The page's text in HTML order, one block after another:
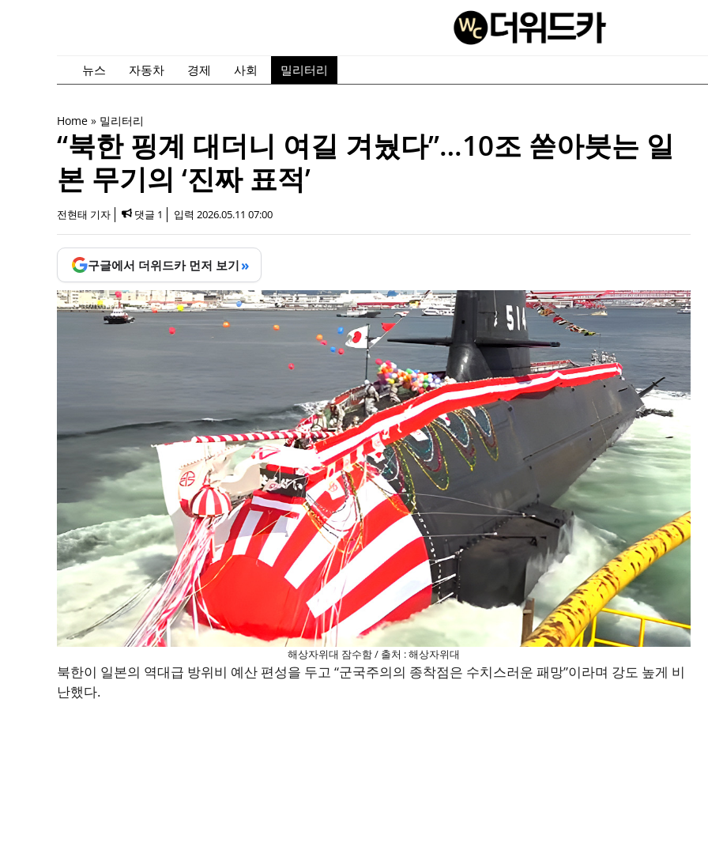
뉴스 자동차 경제 사회 밀리터리
Home » 밀리터리
“북한 핑계 대더니 여길 겨눴다”…10조 쏟아붓는 일
본 무기의 ‘진짜 표적’
전현태 기자 댓글 1 입력 2026.05.11 07:00
구글에서 더위드카 먼저 보기 »
해상자위대 잠수함 / 출처 : 해상자위대
북한이 일본의 역대급 방위비 예산 편성을 두고 “군국주의의 종착점은 수치스러운 패망”이라며 강도 높게 비
난했다.